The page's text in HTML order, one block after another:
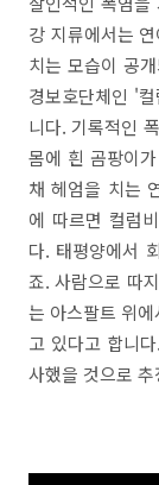
강 지류에서는
치는 모습이 공
경보호단체인 '
니다. 기록적인
몸에 흰 곰팡이
채 헤엄을 치는
에 따르면 컬럼
다. 태평양에서
죠. 사람으로 따
는 아스팔트 위
고 있다고 합니
사했을 것으로